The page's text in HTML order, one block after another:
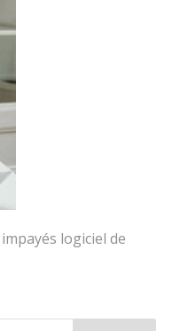
logiciel de